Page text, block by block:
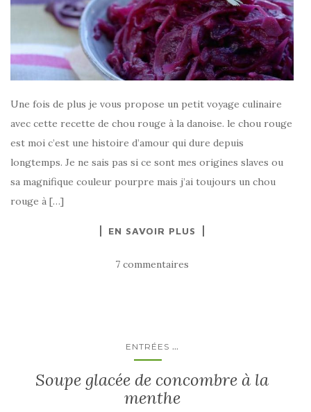
Une fois de plus je vous propose un petit voyage culinaire
avec cette recette de chou rouge à la danoise. le chou rouge
est moi c’est une histoire d’amour qui dure depuis
longtemps. Je ne sais pas si ce sont mes origines slaves ou
sa magnifique couleur pourpre mais j’ai toujours un chou
rouge à […]
EN SAVOIR PLUS
7 commentaires
ENTRÉES ...
Soupe glacée de concombre à la
menthe